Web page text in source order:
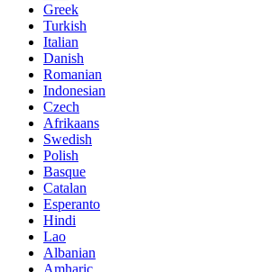
Greek
Turkish
Italian
Danish
Romanian
Indonesian
Czech
Afrikaans
Swedish
Polish
Basque
Catalan
Esperanto
Hindi
Lao
Albanian